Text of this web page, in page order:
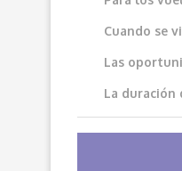
Cuando se
Las
La duración